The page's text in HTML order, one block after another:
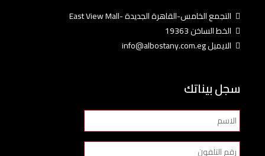
التجمع الخامس-القاهرة الجديدة -East View Mall
الخط الساخن 19363
الايميل info@albostany.com.eg
سجل بيناتك